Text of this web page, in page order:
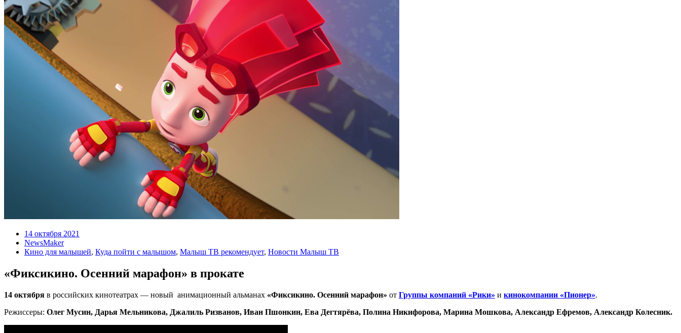
14 октября 2021
NewsMaker
Кино для малышей, Куда пойти с малышом, Малыш ТВ рекомендует, Новости Малыш ТВ
«Фиксикино. Осенний марафон» в прокате
14 октября в российских кинотеатрах — новый анимационный альманах «Фиксикино. Осенний марафон» от Группы компаний «Рики» и кинокомпании «Пионер».
Режиссеры: Олег Мусин, Дарья Мельникова, Джалиль Ризванов, Иван Пшонкин, Ева Дегтярёва, Полина Никифорова, Марина Мошкова, Александр Ефремов, Александр Колесник.